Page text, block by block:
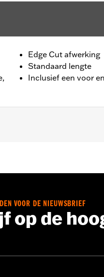
Edge Cut afwerking
Standaard lengte
Inclusief een voor
VOOR DE NIEUWSBRIEF
op de